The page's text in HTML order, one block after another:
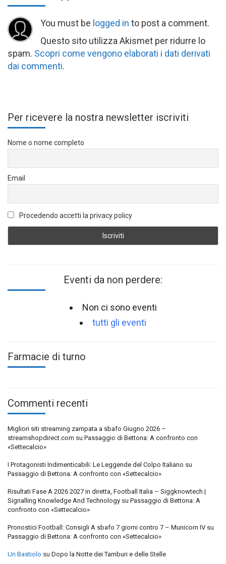
You must be logged in to post a comment.
Questo sito utilizza Akismet per ridurre lo
spam. Scopri come vengono elaborati i dati derivati
dai commenti.
Per ricevere la nostra newsletter iscriviti
Nome o nome completo
Email
Procedendo accetti la privacy policy
Eventi da non perdere:
Non ci sono eventi
tutti gli eventi
Farmacie di turno
Commenti recenti
Migliori siti streaming zampata a sbafo Giugno 2026 –
streamshopdirect.com su Passaggio di Bettona: A confronto con
«Settecalcio»
I Protagonisti Indimenticabili: Le Leggende del Colpo Italiano su
Passaggio di Bettona: A confronto con «Settecalcio»
Risultati Fase A 2026 2027 in diretta, Football Italia – Siggknowtech |
Signalling Knowledge And Technology su Passaggio di Bettona: A
confronto con «Settecalcio»
Pronostici Football: Consigli A sbafo 7 giorni contro 7 – Municorn IV su
Passaggio di Bettona: A confronto con «Settecalcio»
Un Bastiolo su Dopo la Notte dei Tamburi e delle Stelle